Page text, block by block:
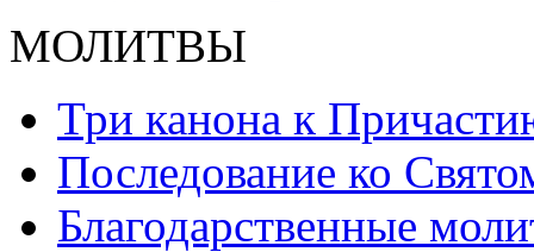
МОЛИТВЫ
Три канона к
Последование ко
Благодарственные